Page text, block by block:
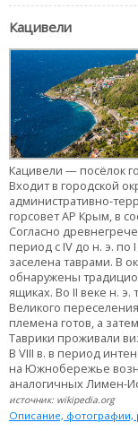
Кацивели
Кацивели — посёлок
Входит в городской
административно-
горсовет АР Крым, в
Согласно
период с IV до н. э.
заселена таврами. В
обнаружены
ящиках. Во II веке н.
Великого
племена готов, а
Таврики проживали
В VIII в. в период
на Южнобережье
аналогичных Лимен-
источник: wikipedia.org
Описание, фотографии,